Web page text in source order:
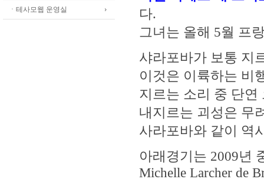
ㆍ테사모웹 운영실
다.
그녀는 올해 5월 프
샤라포바가 보통 지
이것은 이륙하는 비
지르는 소리 중 단연
내지르는 괴성은 무
사라포바와 같이 역
아래경기는 2009년
Michelle Larcher de